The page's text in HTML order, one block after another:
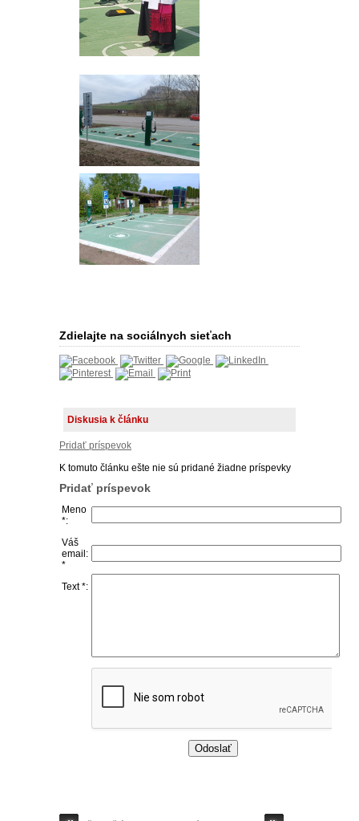
Zdielajte na sociálnych sieťach
Diskusia k článku
Pridať príspevok
K tomuto článku ešte nie sú pridané žiadne príspevky
Pridať príspevok
Meno
*:
Váš
email:
*
Text *: